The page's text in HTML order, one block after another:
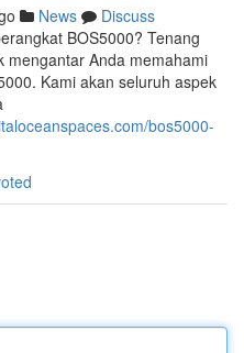
News
Discuss
BOS5000? Tenang
mengantar Anda memahami
Kami akan seluruh aspek
bos5000-